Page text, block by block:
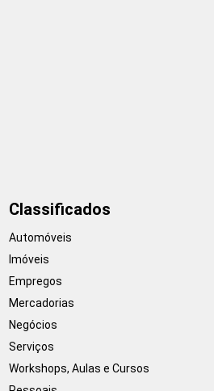
Classificados
Automóveis
Imóveis
Empregos
Mercadorias
Negócios
Serviços
Workshops, Aulas e Cursos